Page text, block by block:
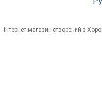
Інтернет-магазин створений з